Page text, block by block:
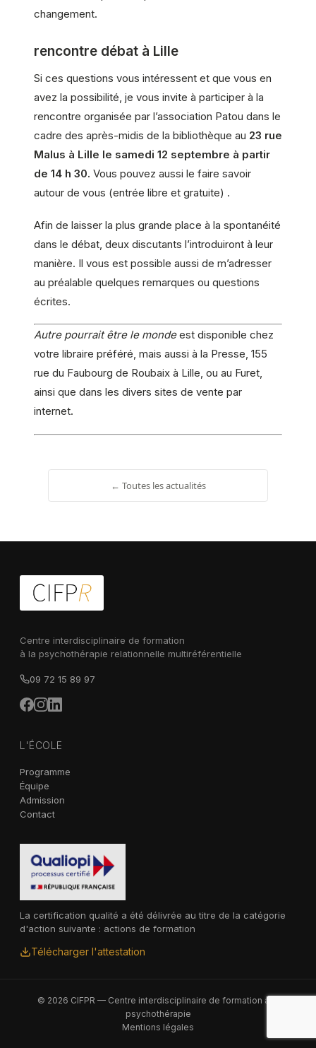
changement.
rencontre débat à Lille
Si ces questions vous intéressent et que vous en
avez la possibilité, je vous invite à participer à la
rencontre organisée par l’association Patou dans le
cadre des après-midis de la bibliothèque au 23 rue
Malus à Lille le samedi 12 septembre à partir
de 14 h 30. Vous pouvez aussi le faire savoir
autour de vous (entrée libre et gratuite) .
Afin de laisser la plus grande place à la spontanéité
dans le débat, deux discutants l’introduiront à leur
manière. Il vous est possible aussi de m’adresser
au préalable quelques remarques ou questions
écrites.
Autre pourrait être le mondeest disponible chez
votre libraire préféré, mais aussi à la Presse, 155
rue du Faubourg de Roubaix à Lille, ou au Furet,
ainsi que dans les divers sites de vente par
internet.
← Toutes les actualités
Centre interdisciplinaire de formation
à la psychothérapie relationnelle multiréférentielle
09 72 15 89 97
L'ÉCOLE
Programme
Équipe
Admission
Contact
La certification qualité a été délivrée au titre de la catégorie
d'action suivante : actions de formation
Télécharger l'attestation
© 2026 CIFPR — Centre interdisciplinaire de formation à la
psychothérapie
Mentions légales